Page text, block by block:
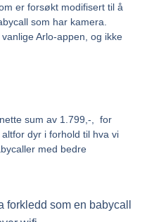
er forsøkt modifisert til å
som har kamera.
Arlo-appen, og ikke
sum av 1.799,-, for
dyr i forhold til hva vi
med bedre